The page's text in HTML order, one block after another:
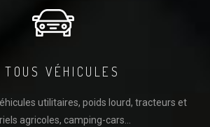
VÉHICULES
utilitaires, poids lourd, tracteurs et
agricoles, camping-cars...